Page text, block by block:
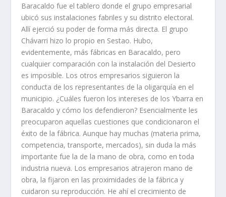
Baracaldo fue el tablero donde el grupo empresarial
ubicó sus instalaciones fabriles y su distrito electoral.
Allí­ ejerció su poder de forma más directa. El grupo
Chávarri hizo lo propio en Sestao. Hubo,
evidentemente, más fábricas en Baracaldo, pero
cualquier comparación con la instalación del Desierto
es imposible. Los otros empresarios siguieron la
conducta de los representantes de la oligarquí­a en el
municipio. ¿Cuáles fueron los intereses de los Ybarra en
Baracaldo y cómo los defendieron? Esencialmente les
preocuparon aquellas cuestiones que condicionaron el
éxito de la fábrica. Aunque hay muchas (materia prima,
competencia, transporte, mercados), sin duda la más
importante fue la de la mano de obra, como en toda
industria nueva. Los empresarios atrajeron mano de
obra, la fijaron en las proximidades de la fábrica y
cuidaron su reproducción. He ahí­ el crecimiento de